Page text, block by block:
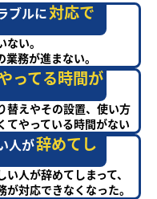
ブルに対応で
い。
務が進まない。
ってる時間が
替えやその設置、使い方
てやっている時間がない
人が辞めてし
人が辞めてしまって、
対応できなくなった。